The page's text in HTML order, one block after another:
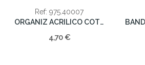
Ref: 975.40007
ORGANIZ ACRILICO COTONETES 8X9cm
4,70 €